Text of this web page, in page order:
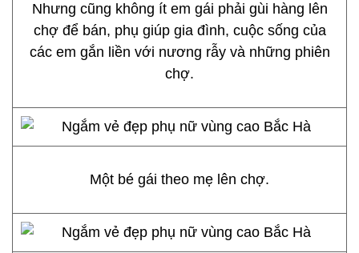
Nhưng cũng không ít em gái phải gùi hàng lên
chợ để bán, phụ giúp gia đình, cuộc sống của
các em gắn liền với nương rẫy và những phiên
chợ.
Một bé gái theo mẹ lên chợ.